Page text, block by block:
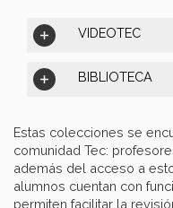
VIDEOTEC
BIBLIOTECA
Estas colecciones se
comunidad Tec:
además del acceso a
alumnos cuentan con
permiten facilitar la